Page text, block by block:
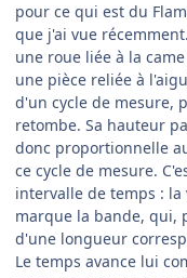
pour ce qui est du
que j'ai vue
une roue liée à la
une pièce reliée à
d'un cycle de mesure,
retombe. Sa hauteur
donc proportionnelle
ce cycle de mesure.
intervalle de temps : la
marque la bande, qui,
d'une longueur
Le temps avance lui